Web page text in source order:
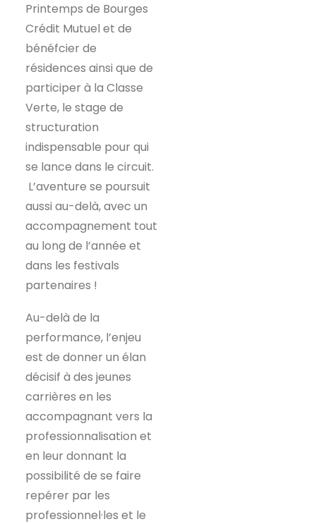
Printemps de Bourges
Crédit Mutuel et de
bénéfcier de
résidences ainsi que de
participer à la Classe
Verte, le stage de
structuration
indispensable pour qui
se lance dans le circuit.
L’aventure se poursuit
aussi au-delà, avec un
accompagnement tout
au long de l’année et
dans les festivals
partenaires !
Au-delà de la
performance, l’enjeu
est de donner un élan
décisif à des jeunes
carrières en les
accompagnant vers la
professionnalisation et
en leur donnant la
possibilité de se faire
repérer par les
professionnel·les et le